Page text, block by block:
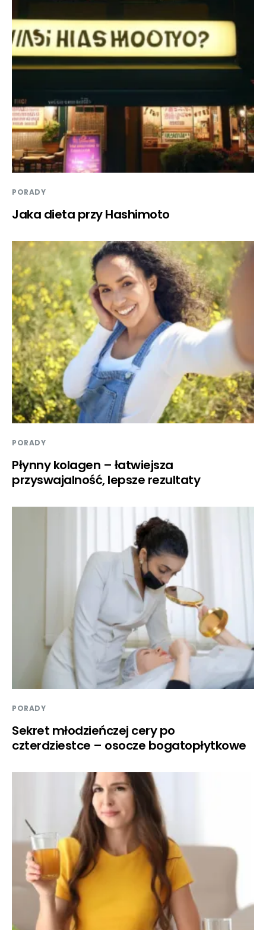
PORADY
Jaka dieta przy Hashimoto
PORADY
Płynny kolagen – łatwiejsza
przyswajalność, lepsze rezultaty
PORADY
Sekret młodzieńczej cery po
czterdziestce – osocze bogatopłytkowe